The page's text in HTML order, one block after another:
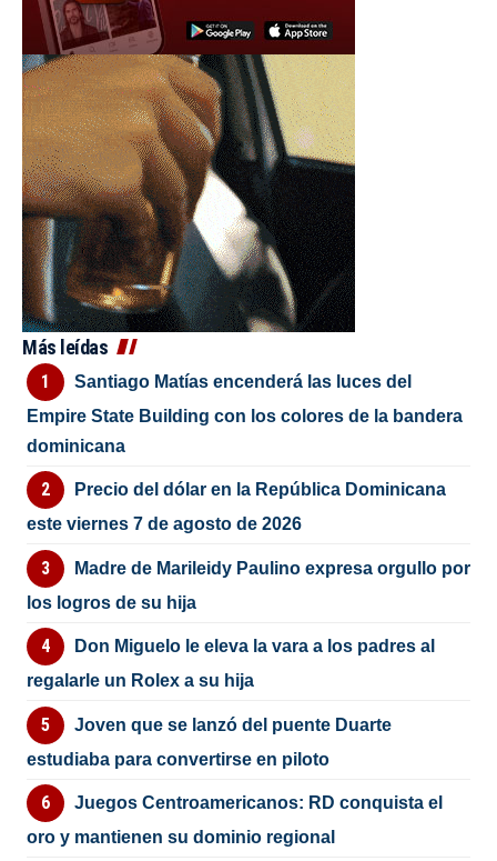
Más leídas
Santiago Matías encenderá las luces del
Empire State Building con los colores de la bandera
dominicana
Precio del dólar en la República Dominicana
este viernes 7 de agosto de 2026
Madre de Marileidy Paulino expresa orgullo por
los logros de su hija
Don Miguelo le eleva la vara a los padres al
regalarle un Rolex a su hija
Joven que se lanzó del puente Duarte
estudiaba para convertirse en piloto
Juegos Centroamericanos: RD conquista el
oro y mantienen su dominio regional